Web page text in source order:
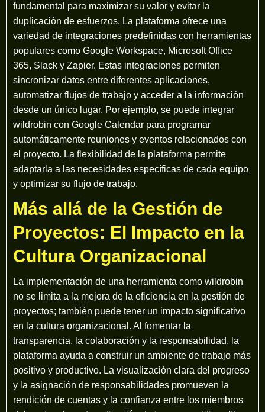
fundamental para maximizar su valor y evitar la
duplicación de esfuerzos. La plataforma ofrece una
variedad de integraciones predefinidas con herramientas
populares como Google Workspace, Microsoft Office
365, Slack y Zapier. Estas integraciones permiten
sincronizar datos entre diferentes aplicaciones,
automatizar flujos de trabajo y acceder a la información
desde un único lugar. Por ejemplo, se puede integrar
wildrobin con Google Calendar para programar
automáticamente reuniones y eventos relacionados con
el proyecto. La flexibilidad de la plataforma permite
adaptarla a las necesidades específicas de cada equipo
y optimizar su flujo de trabajo.
Más allá de la Gestión de
Proyectos: El Impacto en la
Cultura Organizacional
La implementación de una herramienta como wildrobin
no se limita a la mejora de la eficiencia en la gestión de
proyectos; también puede tener un impacto significativo
en la cultura organizacional. Al fomentar la
transparencia, la colaboración y la responsabilidad, la
plataforma ayuda a construir un ambiente de trabajo más
positivo y productivo. La visualización clara del progreso
y la asignación de responsabilidades promueven la
rendición de cuentas y la confianza entre los miembros